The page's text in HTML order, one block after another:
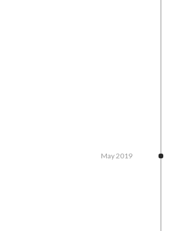
May 2019